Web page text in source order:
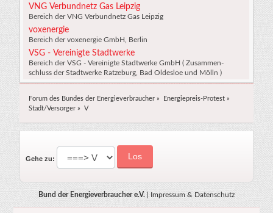
VNG Verbundnetz Gas Leipzig
Bereich der VNG Verbundnetz Gas Leipzig
voxenergie
Bereich der voxenergie GmbH, Berlin
VSG - Vereinigte Stadtwerke
Bereich der VSG - Vereinigte Stadtwerke GmbH ( Zusammen-
schluss der Stadtwerke Ratzeburg, Bad Oldesloe und Mölln )
Forum des Bundes der Energieverbraucher » Energiepreis-Protest»
Stadt/Versorger » V
Gehe zu:
Bund der Energieverbraucher e.V. Impressum & Datenschutz